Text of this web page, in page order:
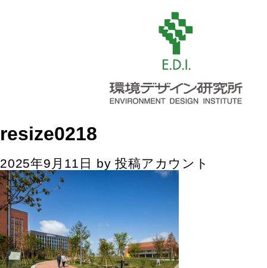
resize0218
2025年9月11日 by投稿アカウント